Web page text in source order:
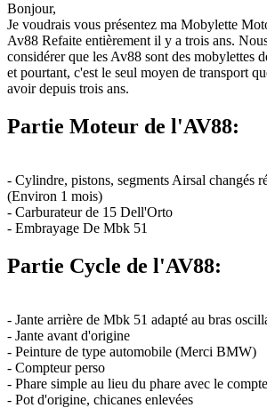
Bonjour,
Je voudrais vous présentez ma Mobylette
Av88 Refaite entièrement il y a trois ans.
considérer que les Av88 sont des mobylettes
et pourtant, c'est le seul moyen de transport
avoir depuis trois ans.
Partie Moteur de l'AV88:
- Cylindre, pistons, segments Airsal changés
(Environ 1 mois)
- Carburateur de 15 Dell'Orto
- Embrayage De Mbk 51
Partie Cycle de l'AV88:
- Jante arrière de Mbk 51 adapté au bras
- Jante avant d'origine
- Peinture de type automobile (Merci BMW)
- Compteur perso
- Phare simple au lieu du phare avec le
- Pot d'origine, chicanes enlevées